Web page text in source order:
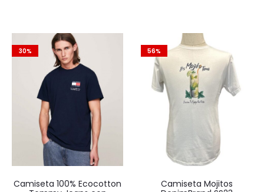
30%
Camiseta 100% Ecocotton
56%
Camiseta Mojitos